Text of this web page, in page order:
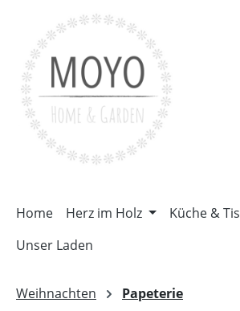
Hauptinhalt springen
Zur Suche springen
Zur Hauptnavigation springen
Home Herz im Holz Küche &
Unser Laden
Weihnachten Papeterie